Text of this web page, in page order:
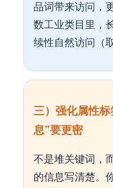
品词带来访问，
数工业类目里，
续性自然访问（
三）强化属性
息”要更密
不是堆关键词，
的信息写清楚。